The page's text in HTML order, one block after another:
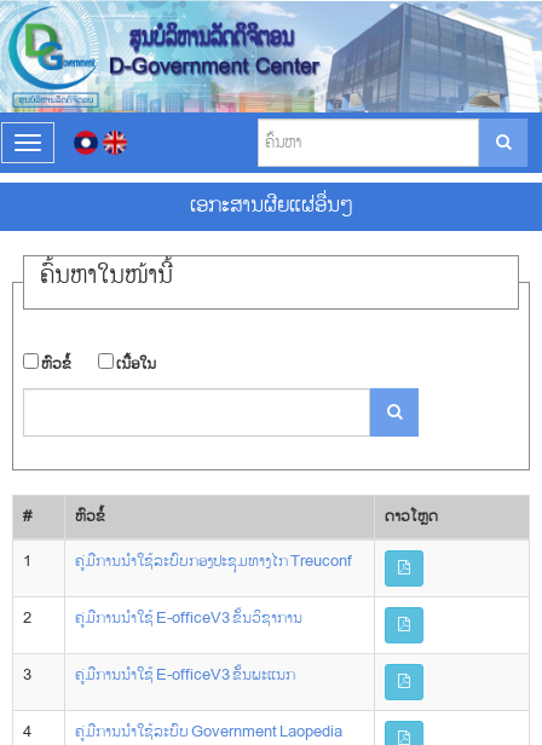
T
o
g
l
e
a
i
g
a
i
o
ເອ​ກະ​ສານ​ຜີຍ​ແຜ່​ອື່ນ​ໆ
ຄົ້ນ​ຫາ​ໃນ​ໜ້ານີ້
​ຫົວ​ຂໍ້ ​ເນື້ອ​ໃນ
# ​ຫົວ​ຂໍ້
ດາວ​ໂຫຼດ
1
ຄູ່ມືການນໍາໃຊ້ລະບົບກອງປະຊຸມທາງໄກ Treuconf
2 ຄູ່ມືການນໍາໃຊ້ E-officeV3 ຂັ້ນວິຊາການ
3 ຄູ່ມືການນໍາໃຊ້ E-officeV3 ຂັ້ນພະແນກ
4 ຄູ່ມືການນຳໃຊ້ລະບົບ Government Laopedia